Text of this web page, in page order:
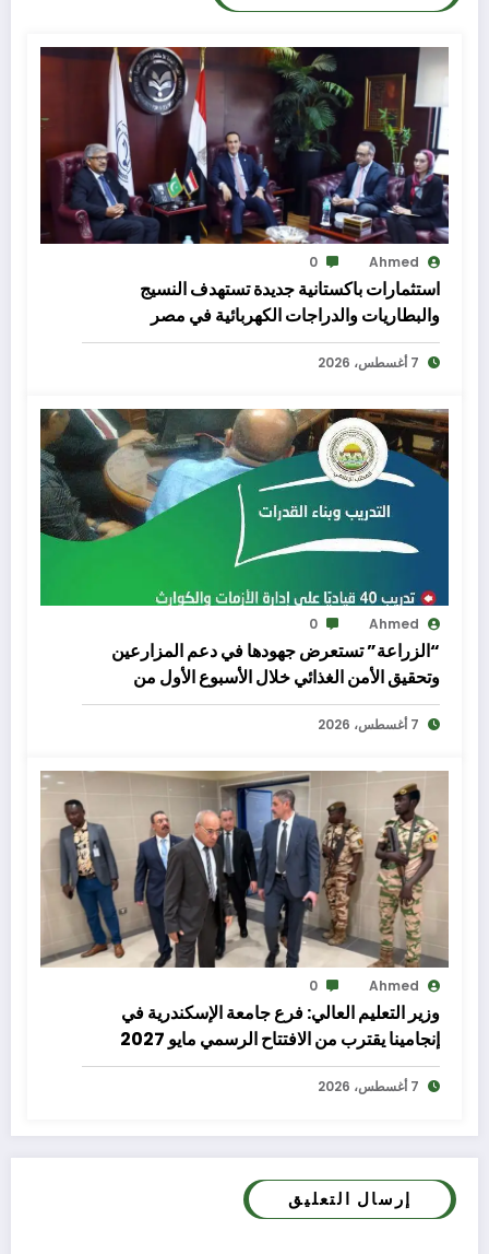
Ahmed
0
استثمارات باكستانية جديدة تستهدف النسيج
والبطاريات والدراجات الكهربائية في مصر
7 أغسطس، 2026
Ahmed
0
“الزراعة” تستعرض جهودها في دعم المزارعين
وتحقيق الأمن الغذائي خلال الأسبوع الأول من
أغسطس الجاري
7 أغسطس، 2026
Ahmed
0
وزير التعليم العالي: فرع جامعة الإسكندرية في
إنجامينا يقترب من الافتتاح الرسمي مايو 2027
7 أغسطس، 2026
إرسال التعليق